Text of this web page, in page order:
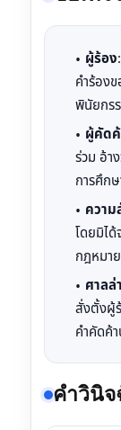
ผู้ร้อง
คำร้อง
พินัยกร
ผู้คัด
ร่วม อ้า
การศึก
ควา
โดยมิไ
กฎหมา
ศาลล่
สั่งตั้งผู้
คำคัดค้
คำวินิ